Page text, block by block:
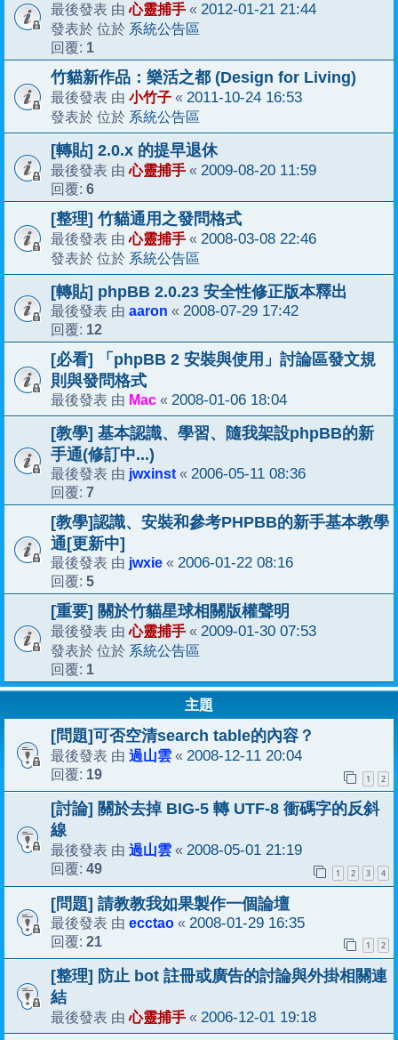
最後發表 由心靈捕手 « 2012-01-21 21:44
發表於 位於 系統公告區
回覆: 1
竹貓新作品：樂活之都 (Design for Living)
最後發表 由 小竹子 « 2011-10-24 16:53
發表於 位於 系統公告區
[轉貼] 2.0.x 的提早退休
最後發表 由心靈捕手 « 2009-08-20 11:59
回覆: 6
[整理] 竹貓通用之發問格式
最後發表 由心靈捕手 « 2008-03-08 22:46
發表於 位於 系統公告區
[轉貼] phpBB 2.0.23 安全性修正版本釋出
最後發表 由 aaron « 2008-07-29 17:42
回覆: 12
[必看] 「phpBB 2 安裝與使用」討論區發文規
則與發問格式
最後發表 由 Mac « 2008-01-06 18:04
[教學] 基本認識、學習、隨我架設phpBB的新
手通(修訂中...)
最後發表 由 jwxinst « 2006-05-11 08:36
回覆: 7
[教學]認識、安裝和參考PHPBB的新手基本教學
通[更新中]
最後發表 由 jwxie « 2006-01-22 08:16
回覆: 5
[重要] 關於竹貓星球相關版權聲明
最後發表 由心靈捕手 « 2009-01-30 07:53
發表於 位於 系統公告區
回覆: 1
主題
[問題]可否空清search table的內容？
最後發表 由 過山雲 « 2008-12-11 20:04
回覆: 19 1 2
[討論] 關於去掉 BIG-5 轉 UTF-8 衝碼字的反斜
線
最後發表 由 過山雲 « 2008-05-01 21:19
回覆: 49 1 2 3 4
[問題] 請教教我如果製作一個論壇
最後發表 由 ecctao « 2008-01-29 16:35
回覆: 21 1 2
[整理] 防止 bot 註冊或廣告的討論與外掛相關連
結
最後發表 由心靈捕手 « 2006-12-01 19:18